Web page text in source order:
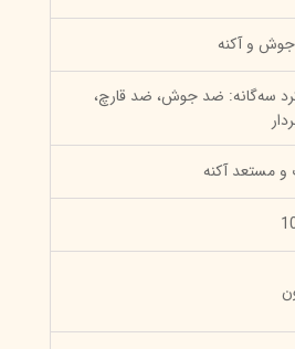
و آکنه
سه‌گانه: ضد جوش، ضد قارچ،
مستعد آکنه